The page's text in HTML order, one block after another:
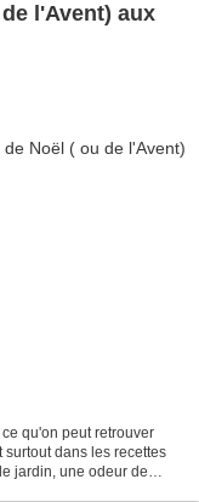
l'Avent) aux
qu'on peut retrouver
dans les recettes
jardin, une odeur de